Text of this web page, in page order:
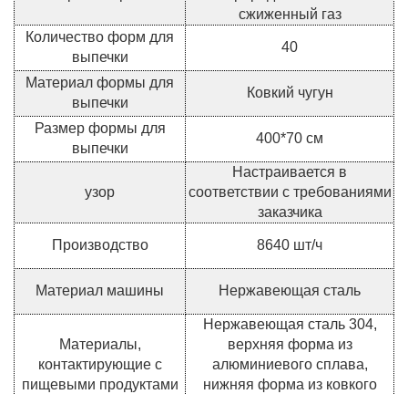
сжиженный газ
Количество форм для
выпечки
40
Материал формы для
выпечки
Ковкий чугун
Размер формы для
выпечки
400*70 см
узор
Настраивается в
соответствии с требованиями
заказчика
Производство 8640 шт/ч
Материал машины Нержавеющая сталь
Материалы,
контактирующие с
пищевыми продуктами
Нержавеющая сталь 304,
верхняя форма из
алюминиевого сплава,
нижняя форма из ковкого